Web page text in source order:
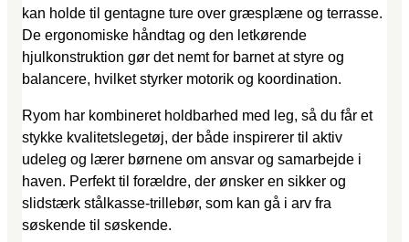
kan holde til gentagne ture over græsplæne og terrasse.
De ergonomiske håndtag og den letkørende
hjulkonstruktion gør det nemt for barnet at styre og
balancere, hvilket styrker motorik og koordination.
Ryom har kombineret holdbarhed med leg, så du får et
stykke kvalitetslegetøj, der både inspirerer til aktiv
udeleg og lærer børnene om ansvar og samarbejde i
haven. Perfekt til forældre, der ønsker en sikker og
slidstærk stålkasse-trillebør, som kan gå i arv fra
søskende til søskende.